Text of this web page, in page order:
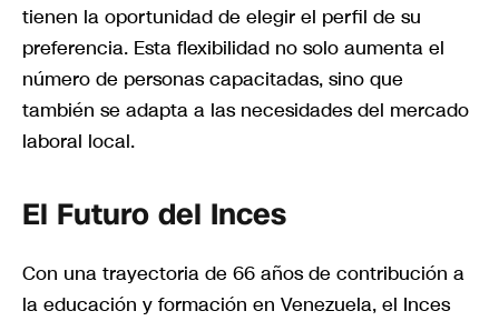
tienen la oportunidad de elegir el perfil de su
preferencia. Esta flexibilidad no solo aumenta el
número de personas capacitadas, sino que
también se adapta a las necesidades del mercado
laboral local.
El Futuro del Inces
Con una trayectoria de 66 años de contribución a
la educación y formación en Venezuela, el Inces